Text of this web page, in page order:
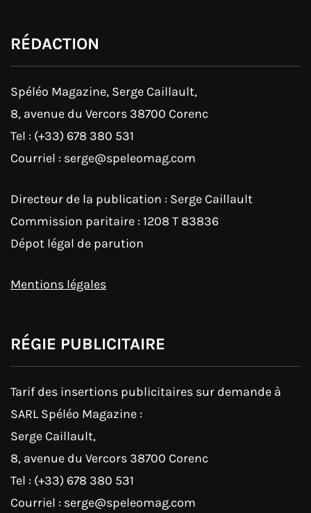
RÉDACTION
Spéléo Magazine, Serge Caillault,
8, avenue du Vercors 38700 Corenc
Tel : (+33) 678 380 531
Courriel : serge@speleomag.com
Directeur de la publication : Serge Caillault
Commission paritaire : 1208 T 83836
Dépot légal de parution
Mentions légales
RÉGIE PUBLICITAIRE
Tarif des insertions publicitaires sur demande à
SARL Spéléo Magazine :
Serge Caillault,
8, avenue du Vercors 38700 Corenc
Tel : (+33) 678 380 531
Courriel : serge@speleomag.com